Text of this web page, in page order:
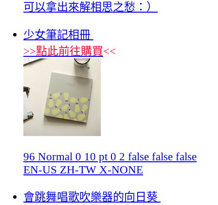
可以拿出來解相思之愁：）
少女筆記相冊
>>點此前往購買<<
96 Normal 0 10 pt 0 2 false false false
EN-US ZH-TW X-NONE
會跳舞唱歌吹樂器的向日葵